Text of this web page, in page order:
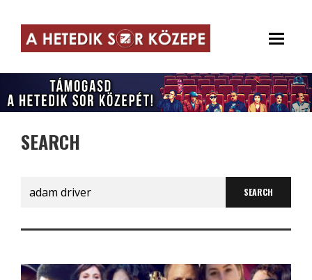
SEARCH
Search
for: